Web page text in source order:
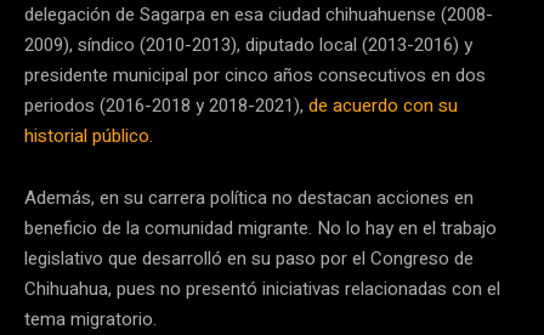
delegación de Sagarpa en esa ciudad chihuahuense (2008-
2009), síndico (2010-2013), diputado local (2013-2016) y
presidente municipal por cinco años consecutivos en dos
periodos (2016-2018 y 2018-2021), de acuerdo con su
historial público.
Además, en su carrera política no destacan acciones en
beneficio de la comunidad migrante. No lo hay en el trabajo
legislativo que desarrolló en su paso por el Congreso de
Chihuahua, pues no presentó iniciativas relacionadas con el
tema migratorio.